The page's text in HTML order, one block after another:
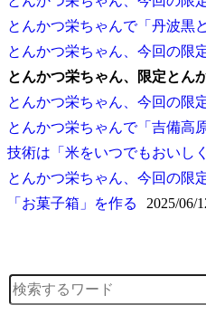
とんかつ栄ちゃんで
丹波黒
とんかつ栄ちゃん、今回の限
とんかつ栄ちゃん、限定とん
とんかつ栄ちゃん、今回の限
とんかつ栄ちゃんで
吉備高
技術は
米をいつでもおいし
とんかつ栄ちゃん、今回の限
お菓子箱
を作る 2025/06/